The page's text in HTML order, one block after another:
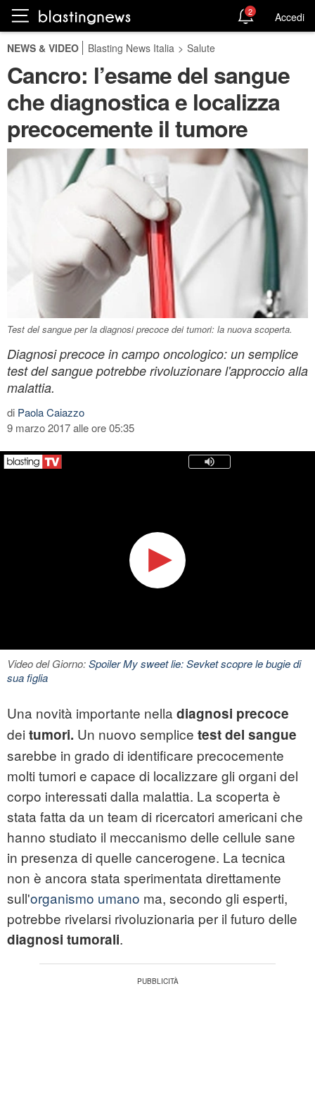
2 Accedi
NEWS & VIDEO Blasting News Italia > Salute
Cancro: l’esame del sangue
che diagnostica e localizza
precocemente il tumore
Test del sangue per la diagnosi precoce dei tumori: la nuova scoperta.
Diagnosi precoce in campo oncologico: un semplice
test del sangue potrebbe rivoluzionare l'approccio alla
malattia.
di Paola Caiazzo
9 marzo 2017 alle ore 05:35
Video del Giorno:Spoiler My sweet lie: Sevket scopre le bugie di
sua figlia
Una novità importante nella diagnosi precoce
dei tumori. Un nuovo semplice test del sangue
sarebbe in grado di identificare precocemente
molti tumori e capace di localizzare gli organi del
corpo interessati dalla malattia. La scoperta è
stata fatta da un team di ricercatori americani che
hanno studiato il meccanismo delle cellule sane
in presenza di quelle cancerogene. La tecnica
non è ancora stata sperimentata direttamente
sull'organismo umano ma, secondo gli esperti,
potrebbe rivelarsi rivoluzionaria per il futuro delle
diagnosi tumorali.